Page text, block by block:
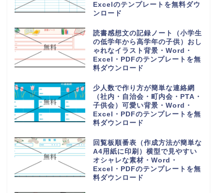
Excelのテンプレートを無料ダウ
ンロード
読書感想文の記録ノート（小学生
の低学年から高学年の子供）おし
ゃれなイラスト背景・Word・
Excel・PDFのテンプレートを無
料ダウンロード
少人数で作り方が簡単な連絡網
（社内・自治会・町内会・PTA・
子供会）可愛い背景・Word・
Excel・PDFのテンプレートを無
料ダウンロード
回覧板順番表（作成方法が簡単な
A4用紙に印刷）横型で見やすい
オシャレな素材・Word・
Excel・PDFのテンプレートを無
料ダウンロード